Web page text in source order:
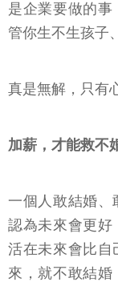
是企業要做的
管你生不生孩子
真是無解，只有
加薪，才能救不
一個人敢結婚、
認為未來會更好
活在未來會比自
來，就不敢結